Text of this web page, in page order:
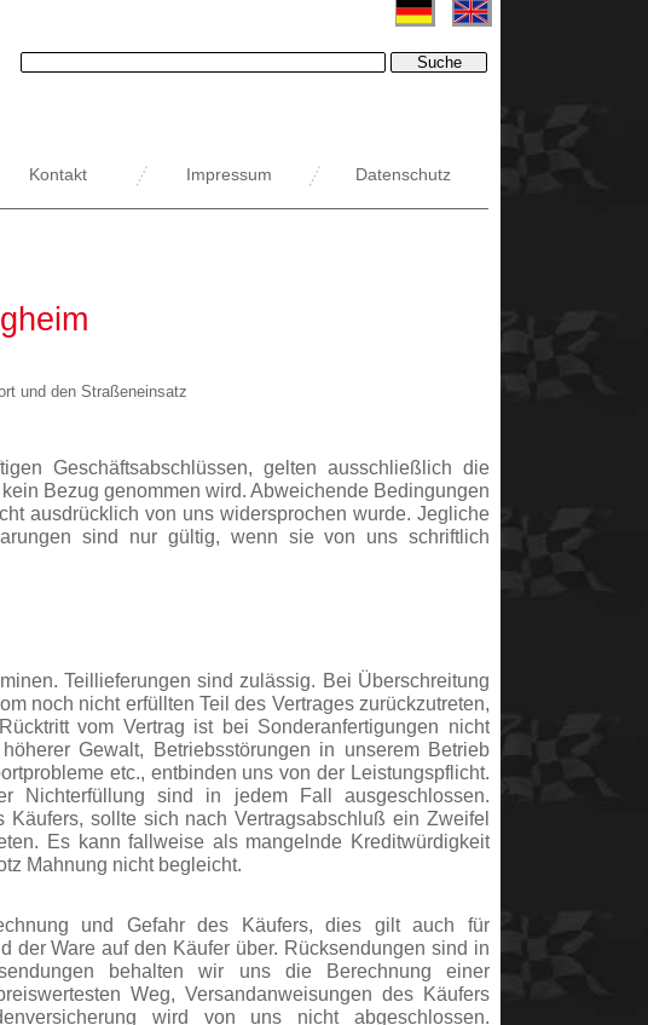
Kontakt Impressum Datenschutz
Geschäftsabschlüssen, gelten ausschließlich die
Bezug genommen wird. Abweichende Bedingungen
ausdrücklich von uns widersprochen wurde. Jegliche
sind nur gültig, wenn sie von uns schriftlich
Teillieferungen sind zulässig. Bei Überschreitung
noch nicht erfüllten Teil des Vertrages zurückzutreten,
vom Vertrag ist bei Sonderanfertigungen nicht
Gewalt, Betriebsstörungen in unserem Betrieb
etc., entbinden uns von der Leistungspflicht.
Nichterfüllung sind in jedem Fall ausgeschlossen.
sollte sich nach Vertragsabschluß ein Zweifel
Es kann fallweise als mangelnde Kreditwürdigkeit
Mahnung nicht begleicht.
und Gefahr des Käufers, dies gilt auch für
der Ware auf den Käufer über. Rücksendungen sind in
behalten wir uns die Berechnung einer
Weg, Versandanweisungen des Käufers
wird von uns nicht abgeschlossen.
und den Straßeneinsatz